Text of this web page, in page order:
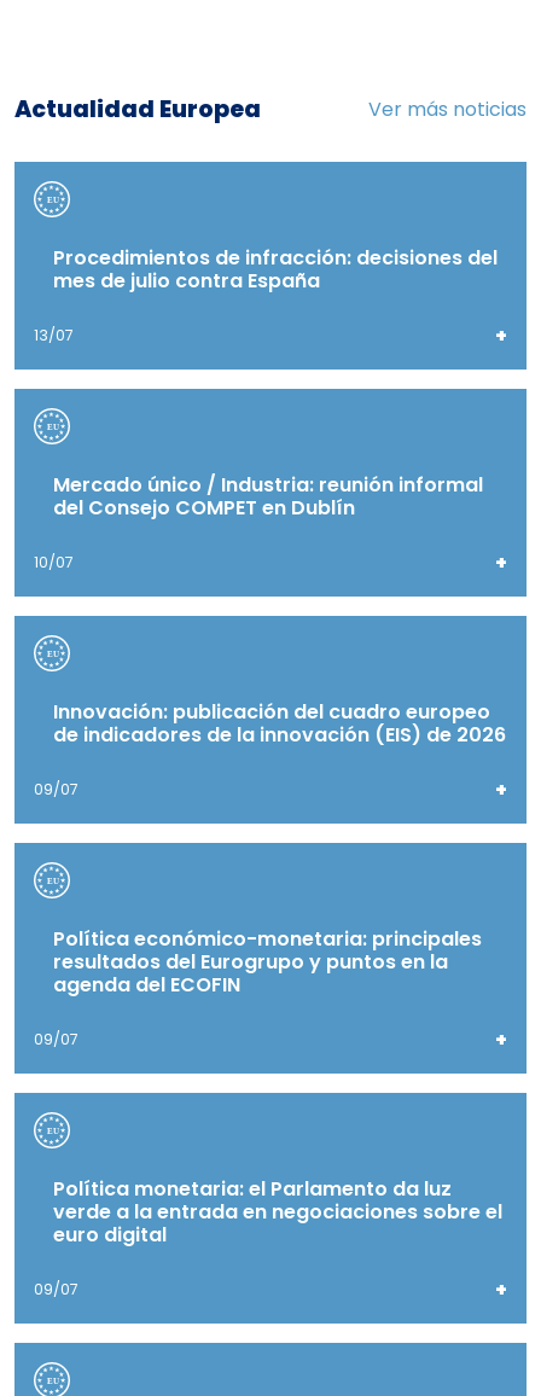
Actualidad Europea Ver más noticias
Procedimientos de infracción: decisiones del
mes de julio contra España
13/07 +
Mercado único / Industria: reunión informal
del Consejo COMPET en Dublín
10/07 +
Innovación: publicación del cuadro europeo
de indicadores de la innovación (EIS) de 2026
09/07 +
Política económico-monetaria: principales
resultados del Eurogrupo y puntos en la
agenda del ECOFIN
09/07 +
Política monetaria: el Parlamento da luz
verde a la entrada en negociaciones sobre el
euro digital
09/07 +